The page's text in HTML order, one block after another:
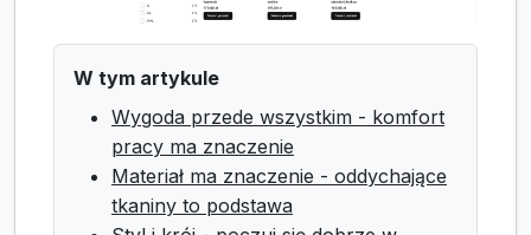
W tym artykule
Wygoda przede wszystkim - komfort
pracy ma znaczenie
Materiał ma znaczenie - oddychające
tkaniny to podstawa